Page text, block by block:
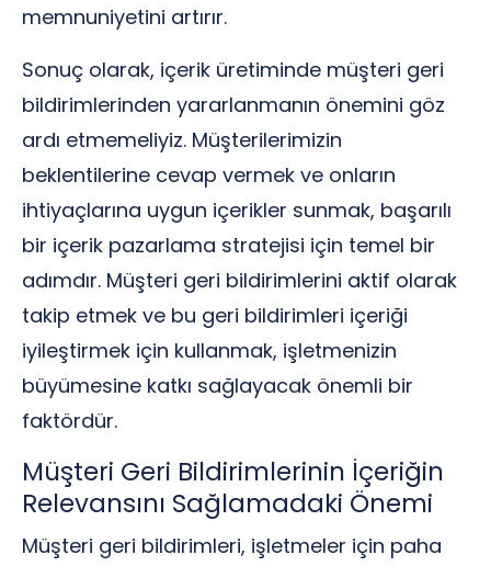
memnuniyetini artırır.
Sonuç olarak, içerik üretiminde müşteri geri
bildirimlerinden yararlanmanın önemini göz
ardı etmemeliyiz. Müşterilerimizin
beklentilerine cevap vermek ve onların
ihtiyaçlarına uygun içerikler sunmak, başarılı
bir içerik pazarlama stratejisi için temel bir
adımdır. Müşteri geri bildirimlerini aktif olarak
takip etmek ve bu geri bildirimleri içeriği
iyileştirmek için kullanmak, işletmenizin
büyümesine katkı sağlayacak önemli bir
faktördür.
Müşteri Geri Bildirimlerinin İçeriğin
Relevansını Sağlamadaki Önemi
Müşteri geri bildirimleri, işletmeler için paha